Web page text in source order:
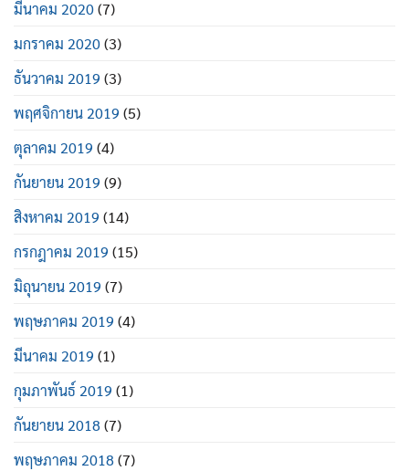
มีนาคม 2020(7)
มกราคม 2020(3)
ธันวาคม 2019 (3)
พฤศจิกายน 2019 (5)
ตุลาคม 2019 (4)
กันยายน 2019 (9)
สิงหาคม 2019 (14)
กรกฎาคม 2019 (15)
มิถุนายน 2019 (7)
พฤษภาคม 2019 (4)
มีนาคม 2019 (1)
กุมภาพันธ์ 2019 (1)
กันยายน 2018(7)
พฤษภาคม 2018(7)